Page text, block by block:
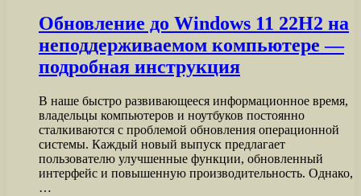
Обновление до Windows 11 22H2 на
неподдерживаемом компьютере —
подробная инструкция
В наше быстро развивающееся информационное время,
владельцы компьютеров и ноутбуков постоянно
сталкиваются с проблемой обновления операционной
системы. Каждый новый выпуск предлагает
пользователю улучшенные функции, обновленный
интерфейс и повышенную производительность. Однако,
…